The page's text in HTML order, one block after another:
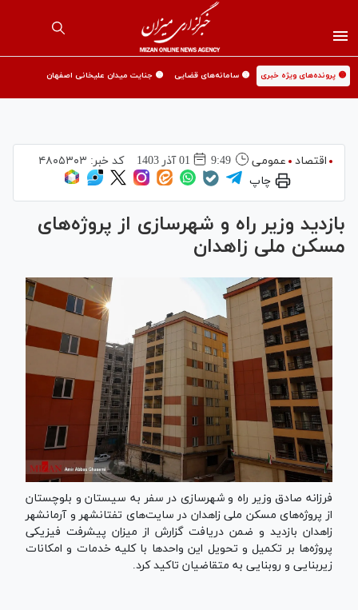
🟡 پرونده‌های ویژه خبری 🟡 سامانه‌های قضایی 🟡 جنایت میدان علیخانی اصفهان
اقتصاد عمومی 9:49 01 آذر 1403 کد خبر: ۴۸۰۵۳۰۳
چاپ
بازدید وزیر راه و شهرسازی از پروژه‌های
مسکن ملی زاهدان
فرزانه صادق وزیر راه و شهرسازی در سفر به سیستان و بلوچستان
از پروژه‌های مسکن ملی زاهدان در سایت‌های تفتانشهر و آرمانشهر
زاهدان بازدید و ضمن دریافت گزارش از میزان پیشرفت فیزیکی
پروژه‌ها بر تکمیل و تحویل این واحد‌ها با کلیه خدمات و امکانات
زیربنایی و روبنایی به متقاضیان تاکید کرد.